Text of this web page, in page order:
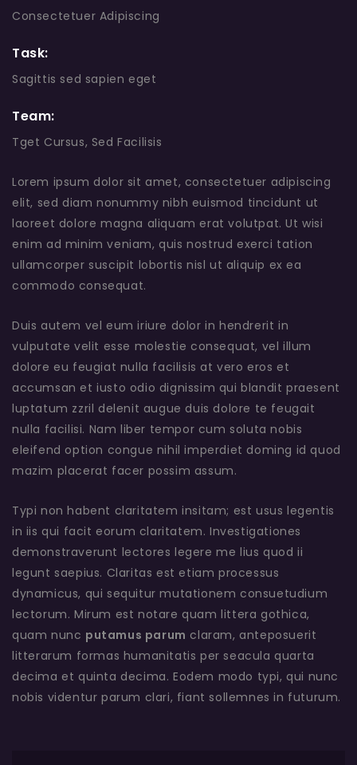
Consectetuer Adipiscing
Task:
Sagittis sed sapien eget
Team:
Tget Cursus, Sed Facilisis
Lorem ipsum dolor sit amet, consectetuer adipiscing
elit, sed diam nonummy nibh euismod tincidunt ut
laoreet dolore magna aliquam erat volutpat. Ut wisi
enim ad minim veniam, quis nostrud exerci tation
ullamcorper suscipit lobortis nisl ut aliquip ex ea
commodo consequat.
Duis autem vel eum iriure dolor in hendrerit in
vulputate velit esse molestie consequat, vel illum
dolore eu feugiat nulla facilisis at vero eros et
accumsan et iusto odio dignissim qui blandit praesent
luptatum zzril delenit augue duis dolore te feugait
nulla facilisi. Nam liber tempor cum soluta nobis
eleifend option congue nihil imperdiet doming id quod
mazim placerat facer possim assum.
Typi non habent claritatem insitam; est usus legentis
in iis qui facit eorum claritatem. Investigationes
demonstraverunt lectores legere me lius quod ii
legunt saepius. Claritas est etiam processus
dynamicus, qui sequitur mutationem consuetudium
lectorum. Mirum est notare quam littera gothica,
quam nunc putamus parum claram, anteposuerit
litterarum formas humanitatis per seacula quarta
decima et quinta decima. Eodem modo typi, qui nunc
nobis videntur parum clari, fiant sollemnes in futurum.